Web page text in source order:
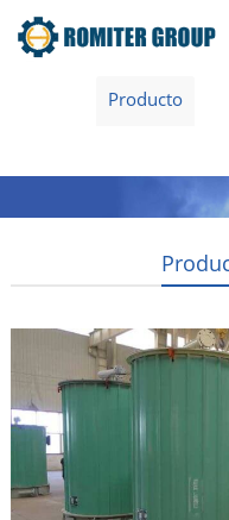
Producto